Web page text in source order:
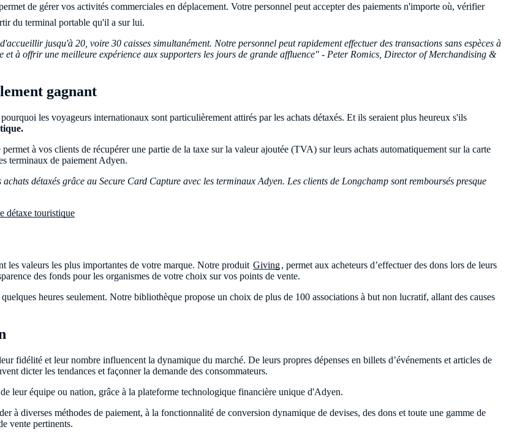
de gérer vos activités commerciales en déplacement. Votre personnel peut accepter des paiements n'importe où, vérifier
du terminal portable qu'il a sur lui.
jusqu'à 20, voire 30 caisses simultanément. Notre personnel peut rapidement effectuer des transactions sans espèces à
à offrir une meilleure expérience aux supporters les jours de grande affluence" - Peter Romics, Director of Merchandising &
gagnant
les voyageurs internationaux sont particulièrement attirés par les achats détaxés. Et ils seraient plus heureux s'ils
à vos clients de récupérer une partie de la taxe sur la valeur ajoutée (TVA) sur leurs achats automatiquement sur la carte
terminaux de paiement Adyen.
détaxés grâce au Secure Card Capture avec les terminaux Adyen. Les clients de Longchamp sont remboursés presque
détaxe touristique
les valeurs les plus importantes de votre marque. Notre produit Giving, permet aux acheteurs d’effectuer des dons lors de leurs
des fonds pour les organismes de votre choix sur vos points de vente.
heures seulement. Notre bibliothèque propose un choix de plus de 100 associations à but non lucratif, allant des causes
fidélité et leur nombre influencent la dynamique du marché. De leurs propres dépenses en billets d’événements et articles de
dicter les tendances et façonner la demande des consommateurs.
leur équipe ou nation, grâce à la plateforme technologique financière unique d'Adyen.
à diverses méthodes de paiement, à la fonctionnalité de conversion dynamique de devises, des dons et toute une gamme de
vente pertinents.